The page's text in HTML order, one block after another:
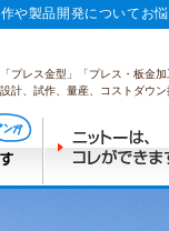
や製品開発についてお
「プレス金型」「プレス・板金
設計、試作、量産、コストダウ